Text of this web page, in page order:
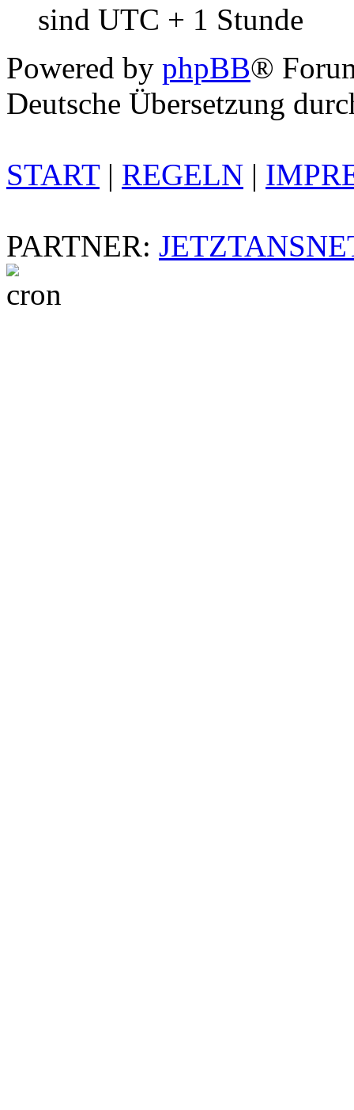
sind UTC + 1 Stunde
Powered by phpBB®
Deutsche Übersetzung
START| REGELN |
PARTNER: